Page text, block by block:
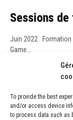
To provide the best
and/or access device
to process data such as
Sessions
Juin 2022 Formation
Game…
CONTINUE